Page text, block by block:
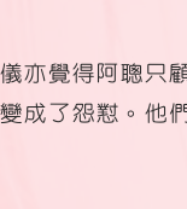
亦覺得阿聰只
成了怨懟。他